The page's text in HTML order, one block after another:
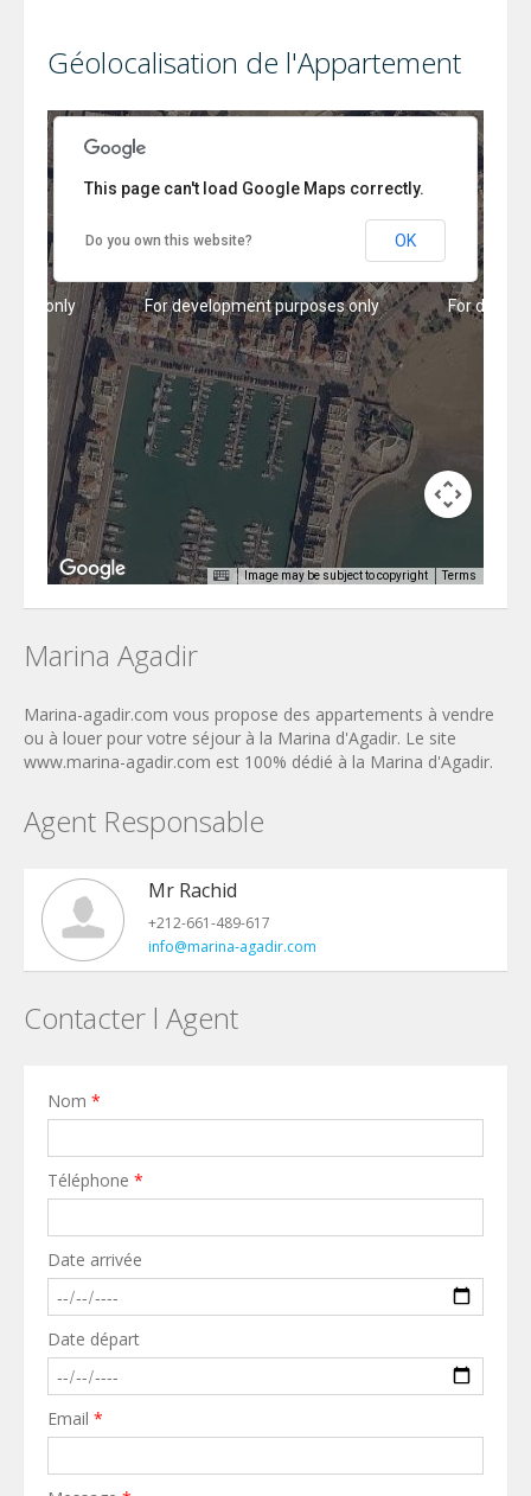
Géolocalisation de l'Appartement
only
For
For
only
For development purposes only
For development purposes only
Image may be subject to copyright Terms
This page can't load Google Maps correctly.
Do you own this website? OK
Marina Agadir
Marina-agadir.com vous propose des appartements à vendre
ou à louer pour votre séjour à la Marina d'Agadir. Le site
www.marina-agadir.com est 100% dédié à la Marina d'Agadir.
Agent Responsable
Mr Rachid
+212-661-489-617
info@marina-agadir.com
Contacter l Agent
Nom *
Téléphone *
Date arrivée
Date départ
Email *